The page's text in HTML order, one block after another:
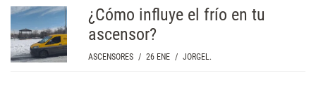
¿Cómo influye el frío en tu
ascensor?
ASCENSORES / 26 ENE / JORGEL.